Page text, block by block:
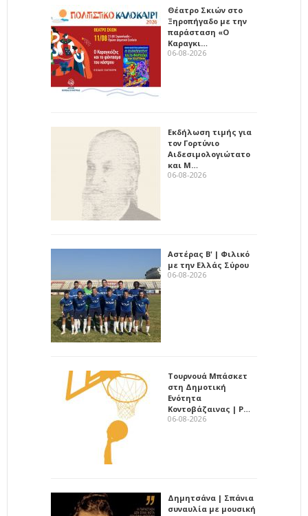
Θέατρο Σκιών στο
Ξηροπήγαδο με την
παράσταση «Ο
Καραγκι…
06-08-2026
Εκδήλωση τιμής για
τον Γορτύνιο
Αιδεσιμολογιώτατο
και Μ…
06-08-2026
Αστέρας Β' | Φιλικό
με την Ελλάς Σύρου
06-08-2026
Τουρνουά Μπάσκετ
στη Δημοτική
Ενότητα
Κοντοβάζαινας | Ρ…
06-08-2026
Δημητσάνα | Σπάνια
συναυλία με μουσική